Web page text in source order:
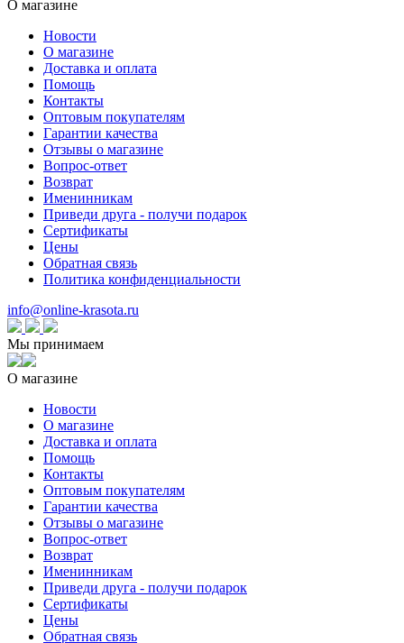
О магазине
Новости
О магазине
Доставка и оплата
Помощь
Контакты
Оптовым покупателям
Гарантии качества
Отзывы о магазине
Вопрос-ответ
Возврат
Именинникам
Приведи друга - получи подарок
Сертификаты
Цены
Обратная связь
Политика конфиденциальности
info@online-krasota.ru
Мы принимаем
О магазине
Новости
О магазине
Доставка и оплата
Помощь
Контакты
Оптовым покупателям
Гарантии качества
Отзывы о магазине
Вопрос-ответ
Возврат
Именинникам
Приведи друга - получи подарок
Сертификаты
Цены
Обратная связь